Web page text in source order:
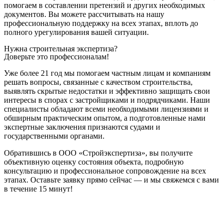
помогаем в составлении претензий и других необходимых
документов. Вы можете рассчитывать на нашу
профессиональную поддержку на всех этапах, вплоть до
полного урегулирования вашей ситуации.
Нужна строительная экспертиза?
Доверьте это профессионалам!
Уже более 21 год мы помогаем частным лицам и компаниям
решать вопросы, связанные с качеством строительства,
выявлять скрытые недостатки и эффективно защищать свои
интересы в спорах с застройщиками и подрядчиками. Наши
специалисты обладают всеми необходимыми лицензиями и
обширным практическим опытом, а подготовленные нами
экспертные заключения признаются судами и
государственными органами.
Обратившись в ООО «Стройэкспертиза», вы получите
объективную оценку состояния объекта, подробную
консультацию и профессиональное сопровождение на всех
этапах. Оставьте заявку прямо сейчас — и мы свяжемся с вами
в течение 15 минут!